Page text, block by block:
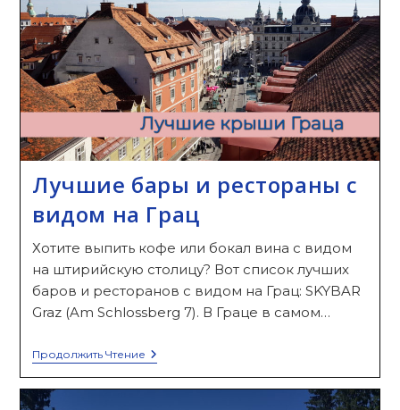
Лучшие бары и рестораны с
видом на Грац
Хотите выпить кофе или бокал вина с видом
на штирийскую столицу? Вот список лучших
баров и ресторанов с видом на Грац: SKYBAR
Graz (Am Schlossberg 7). В Граце в самом…
Продолжить ЧтениеЛучшие